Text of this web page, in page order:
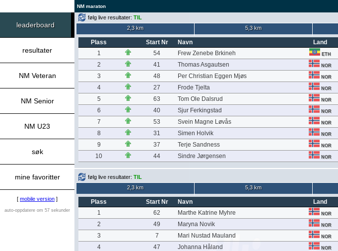
NM maraton
leaderboard
resultater
NM Veteran
NM Senior
NM U23
søk
mine favoritter
[ mobile version ]
auto-oppdatere om 57 sekunder
følg live resultater: TIL
2,3 km
5,3 km
Plass Start Nr Navn Land
1
54 Frew Zenebe Brkineh ETH
2
41 Thomas Asgautsen NOR
3
48 Per Christian Eggen Mjøs NOR
4
27 Frode Tjelta NOR
5
63 Tom Ole Dalsrud NOR
6
40 Sjur Ferkingstad NOR
7
53 Svein Magne Løvås NOR
8
31 Simen Holvik NOR
9
37 Terje Sandness NOR
10
44 Sindre Jørgensen NOR
følg live resultater: TIL
2,3 km
5,3 km
Plass Start Nr Navn Land
1
62 Marthe Katrine Myhre NOR
2
49 Maryna Novik NOR
3
7 Mari Nustad Mauland NOR
4
47 Johanna Håland NOR